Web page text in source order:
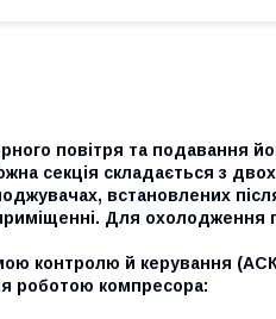
повітря та подавання
секція складається з
встановлених
Для охолодження
контролю й керування
роботою компресора: